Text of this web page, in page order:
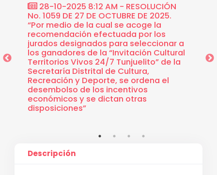
28-10-2025 8:12 AM - RESOLUCIÓN
No. 1059 DE 27 DE OCTUBRE DE 2025.
“Por medio de la cual se acoge la
recomendación efectuada por los
jurados designados para seleccionar a
los ganadores de la “Invitación Cultural
Territorios Vivos 24/7 Tunjuelito” de la
Secretaría Distrital de Cultura,
Recreación y Deporte, se ordena el
desembolso de los incentivos
económicos y se dictan otras
disposiciones”
Descripción